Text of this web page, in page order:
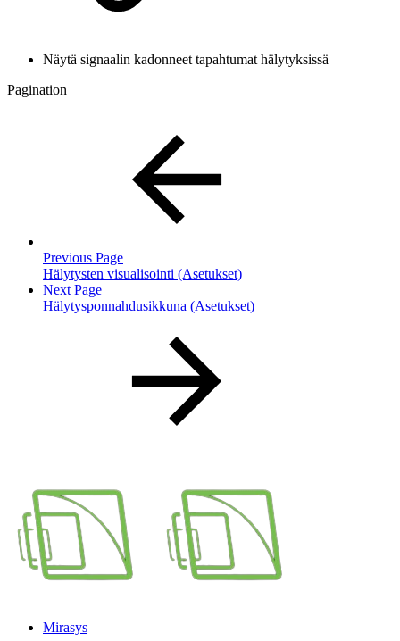
Näytä signaalin kadonneet tapahtumat hälytyksissä
Pagination
Previous Page
Hälytysten visualisointi (Asetukset)
Next Page
Hälytysponnahdusikkuna (Asetukset)
Mirasys